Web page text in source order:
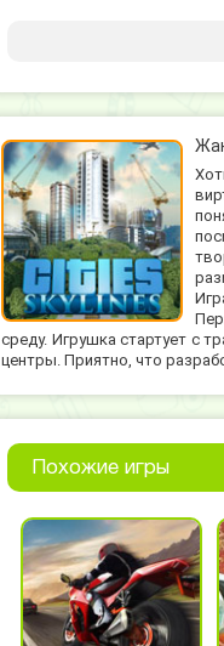
среду. Игрушка стартует с
центры. Приятно, что
Похожие игры